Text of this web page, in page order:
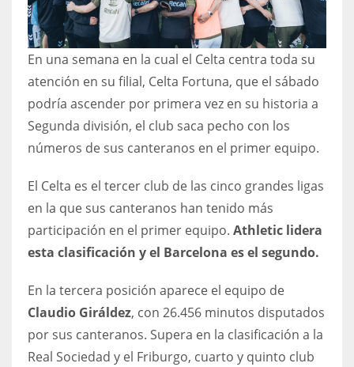
24
IND
34
MIN
6
DEN
24
20
En una semana en la cual el Celta centra toda su
atención en su filial, Celta Fortuna, que el sábado
podría ascender por primera vez en su historia a
Segunda división, el club saca pecho con los
números de sus canteranos en el primer equipo.
El Celta es el tercer club de las cinco grandes ligas
en la que sus canteranos han tenido más
participación en el primer equipo. Athletic lidera
esta clasificación y el Barcelona es el segundo.
En la tercera posición aparece el equipo de
Claudio Giráldez, con 26.456 minutos disputados
por sus canteranos. Supera en la clasificación a la
Real Sociedad y el Friburgo, cuarto y quinto club